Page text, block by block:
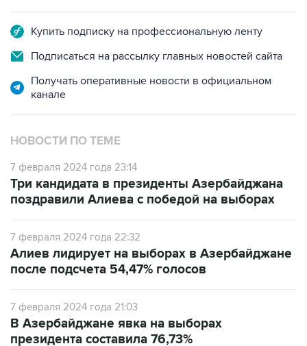
Купить подписку на профессиональную ленту
Подписаться на рассылку главных новостей сайта
Получать оперативные новости в официальном
канале
НОВОСТИ ПО ТЕМЕ
7 февраля 2024 года 23:14
Три кандидата в президенты Азербайджана
поздравили Алиева с победой на выборах
7 февраля 2024 года 22:32
Алиев лидирует на выборах в Азербайджане
после подсчета 54,47% голосов
7 февраля 2024 года 21:03
В Азербайджане явка на выборах
президента составила 76,73%